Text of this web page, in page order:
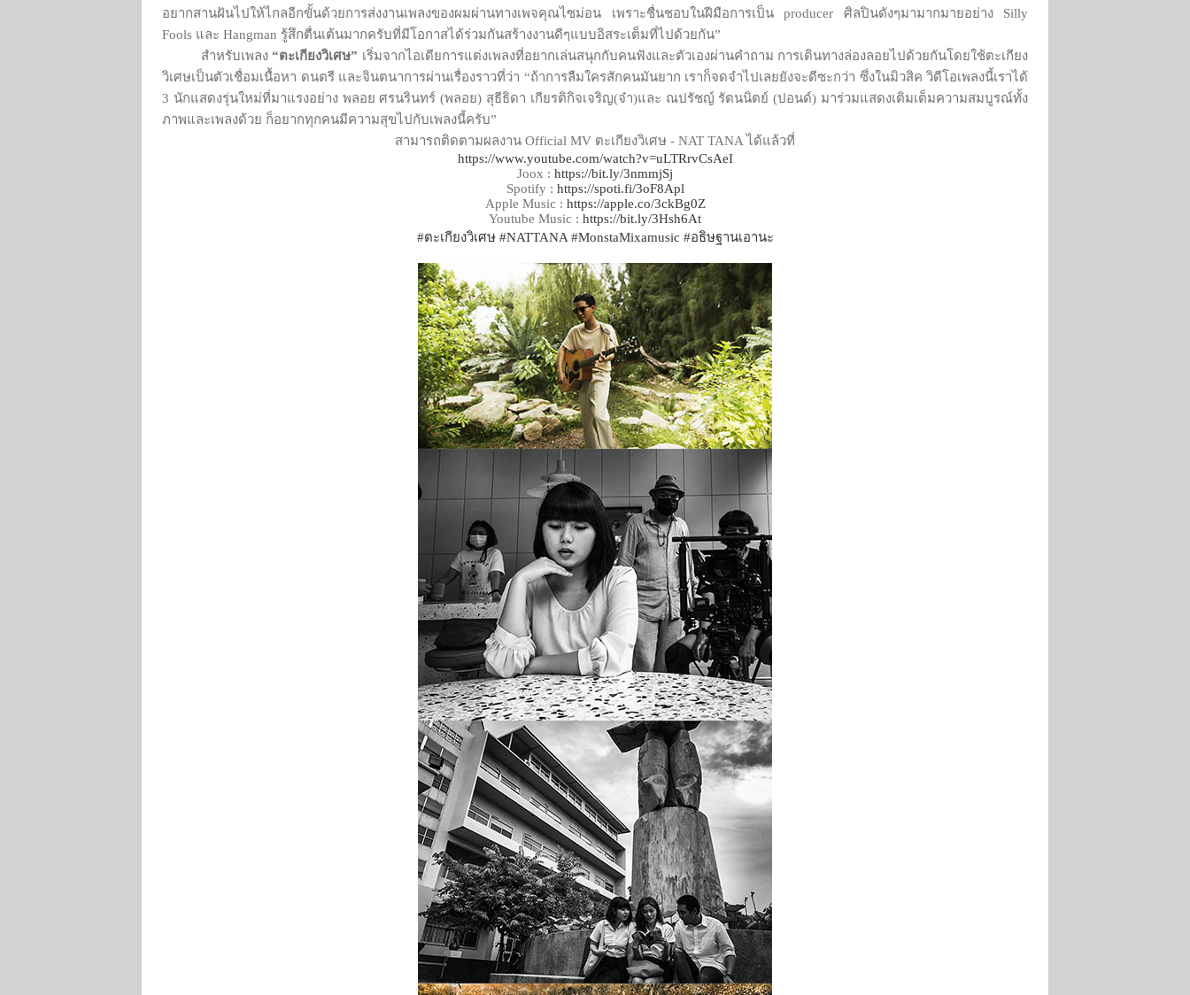
อยากสานฝันไปให้ไกลอีกขั้นด้วยการส่งงานเพลงของผมผ่านทางเพจคุณไซม่อน เพราะชื่นชอบในฝีมือการเป็น producer ศิลปินดังๆมามากมายอย่าง Silly
Fools และ Hangman รู้สึกตื่นเต้นมากครับที่มีโอกาสได้ร่วมกันสร้างงานดีๆแบบอิสระเต็มที่ไปด้วยกัน”
สำหรับเพลง“ตะเกียงวิเศษ” เริ่มจากไอเดียการแต่งเพลงที่อยากเล่นสนุกกับคนฟังและตัวเองผ่านคำถาม การเดินทางล่องลอยไปด้วยกันโดยใช้ตะเกียง
วิเศษเป็นตัวเชื่อมเนื้อหา ดนตรี และจินตนาการผ่านเรื่องราวที่ว่า “ถ้าการลืมใครสักคนมันยาก เราก็จดจำไปเลยยังจะดีซะกว่า ซึ่งในมิวสิค วิดีโอเพลงนี้เราได้
3 นักแสดงรุ่นใหม่ที่มาแรงอย่าง พลอย ศรนรินทร์ (พลอย) สุธีธิดา เกียรติกิจเจริญ(จ๋า)และ ณปรัชญ์ รัตนนิตย์ (ปอนด์) มาร่วมแสดงเติมเต็มความสมบูรณ์ทั้ง
ภาพและเพลงด้วย ก็อยากทุกคนมีความสุขไปกับเพลงนี้ครับ”
สามารถติดตามผลงาน Official MV ตะเกียงวิเศษ - NAT TANA ได้แล้วที่
https://www.youtube.com/watch?v=uLTRrvCsAeI
Joox : https://bit.ly/3nmmjSj
Spotify : https://spoti.fi/3oF8Apl
Apple Music : https://apple.co/3ckBg0Z
Youtube Music : https://bit.ly/3Hsh6At
#ตะเกียงวิเศษ #NATTANA #MonstaMixamusic #อธิษฐานเอานะ